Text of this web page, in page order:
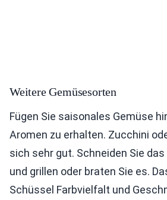
Weitere Gemüsesorten
Fügen Sie saisonales Gemüse
Aromen zu erhalten. Zucchini
sich sehr gut. Schneiden Sie
und grillen oder braten Sie es.
Schüssel Farbvielfalt und